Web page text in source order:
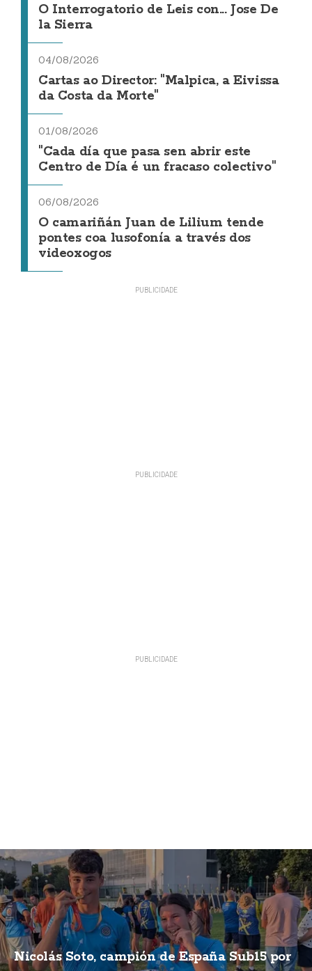
O Interrogatorio de Leis con... Jose De
la Sierra
04/08/2026
Cartas ao Director: "Malpica, a Eivissa
da Costa da Morte"
01/08/2026
"Cada día que pasa sen abrir este
Centro de Día é un fracaso colectivo"
06/08/2026
O camariñán Juan de Lilium tende
pontes coa lusofonía a través dos
videoxogos
Nicolás Soto, campión de España Sub15 por